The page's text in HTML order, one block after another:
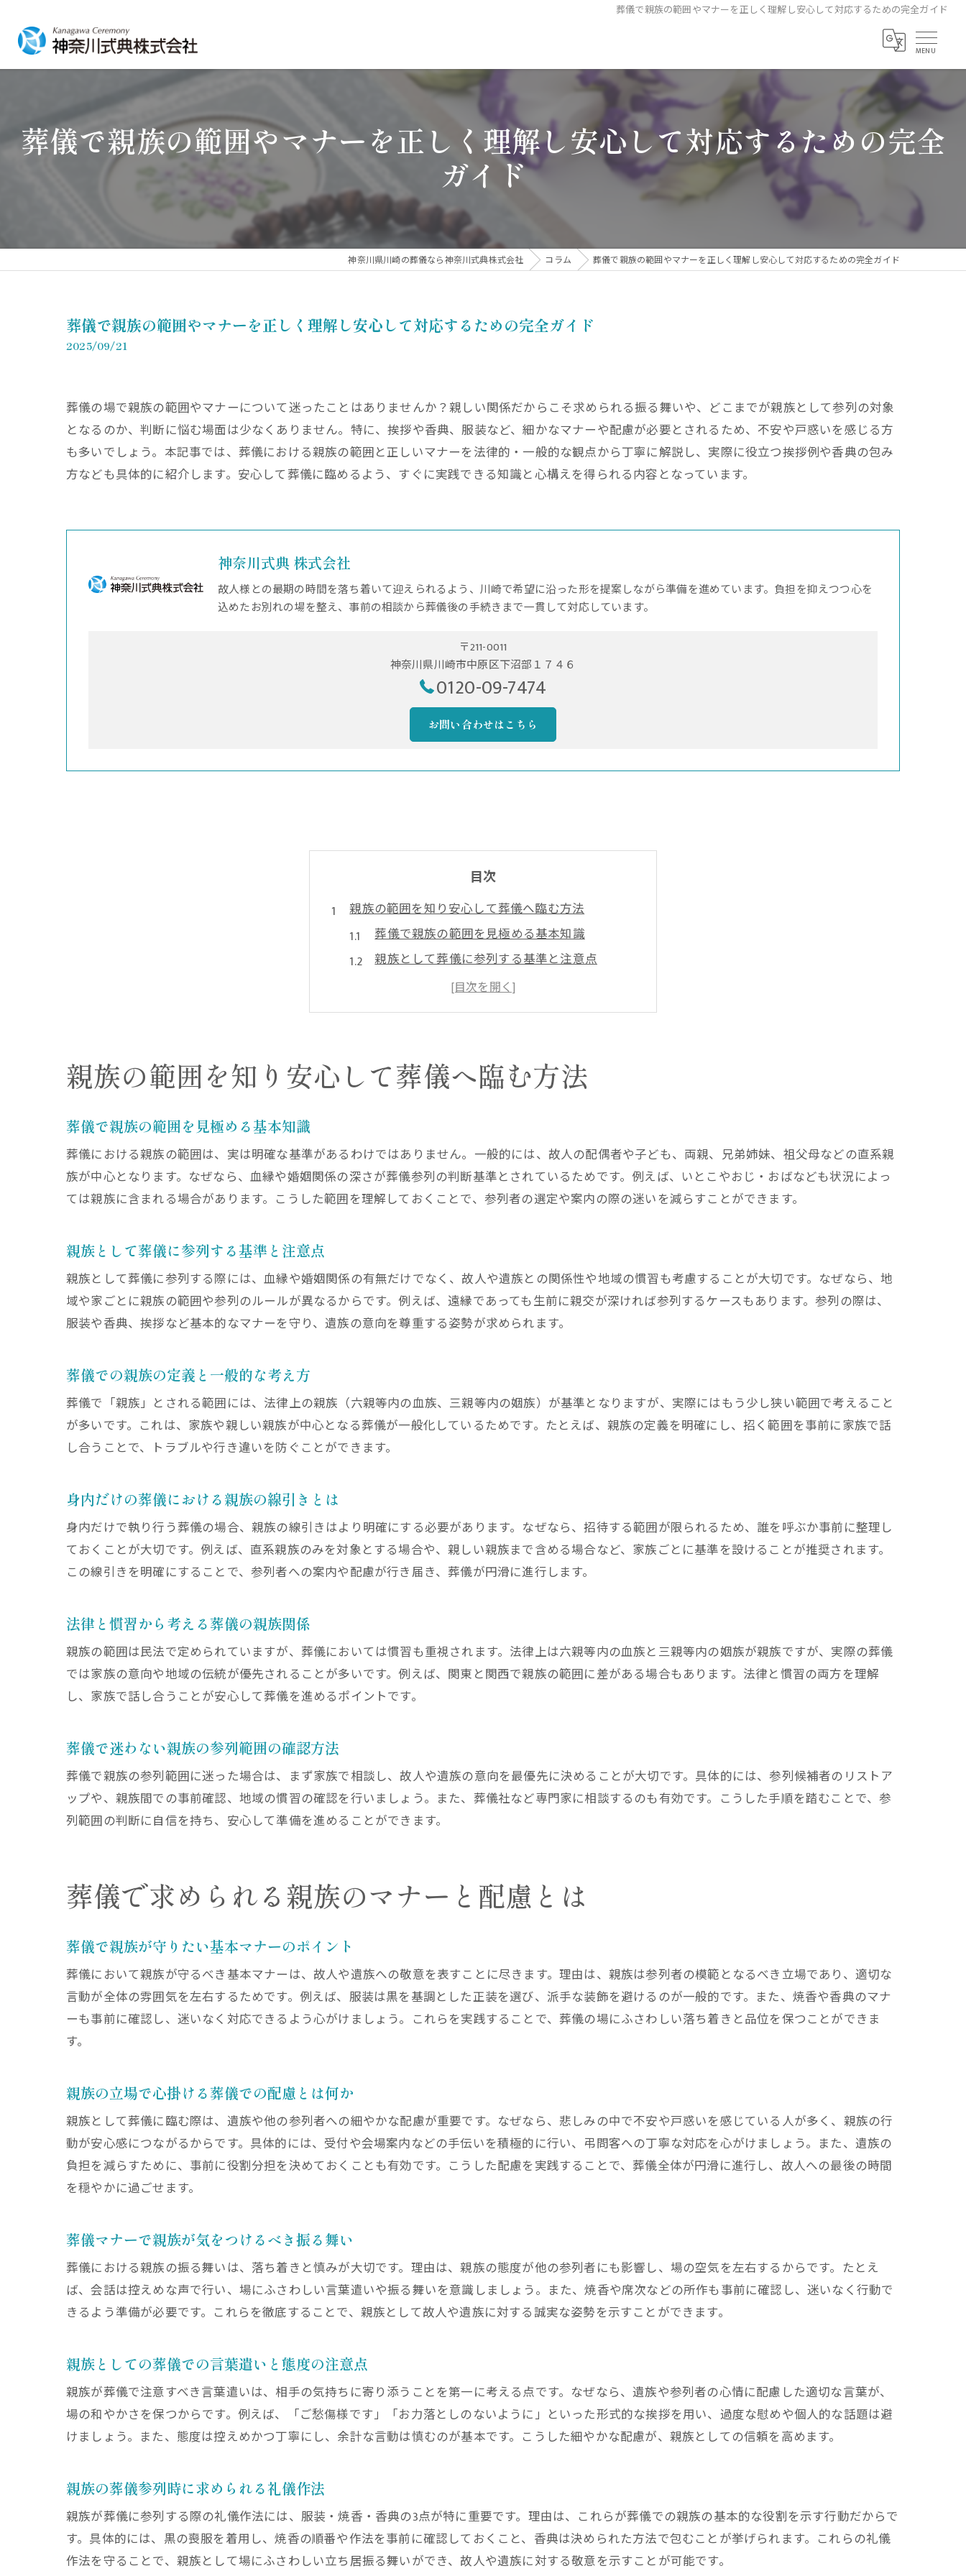
葬儀で親族の範囲やマナーを正しく理解し安心して対応するための完全ガイド
葬儀で親族の範囲やマナーを正しく理解し安心して対応するための完全
ガイド
神奈川県川崎の葬儀なら神奈川式典株式会社 コラム 葬儀で親族の範囲やマナーを正しく理解し安心して対応するための完全ガイド
葬儀で親族の範囲やマナーを正しく理解し安心して対応するための完全ガイド
2025/09/21
葬儀の場で親族の範囲やマナーについて迷ったことはありませんか？親しい関係だからこそ求められる振る舞いや、どこまでが親族として参列の対象
となるのか、判断に悩む場面は少なくありません。特に、挨拶や香典、服装など、細かなマナーや配慮が必要とされるため、不安や戸惑いを感じる方
も多いでしょう。本記事では、葬儀における親族の範囲と正しいマナーを法律的・一般的な観点から丁寧に解説し、実際に役立つ挨拶例や香典の包み
方なども具体的に紹介します。安心して葬儀に臨めるよう、すぐに実践できる知識と心構えを得られる内容となっています。
神奈川式典 株式会社
故人様との最期の時間を落ち着いて迎えられるよう、川崎で希望に沿った形を提案しながら準備を進めています。負担を抑えつつ心を
込めたお別れの場を整え、事前の相談から葬儀後の手続きまで一貫して対応しています。
〒211-0011
神奈川県川崎市中原区下沼部１７４６
0120-09-7474
お問い合わせはこちら
目次
親族の範囲を知り安心して葬儀へ臨む方法
葬儀で親族の範囲を見極める基本知識
親族として葬儀に参列する基準と注意点
葬儀での親族の定義と一般的な考え方
身内だけの葬儀における親族の線引きとは
葬儀で迷わない親族の参列範囲の確認方法
葬儀で求められる親族のマナーと配慮とは
葬儀マナーで親族が気をつけるべき振る舞い
親族としての葬儀での言葉遣いと態度の注意点
親族の葬儀参列時に求められる礼儀作法
葬儀で親族が使うべき挨拶と言葉の選び方
親族が葬儀で返す適切な言葉の例とその意味
葬儀で親族が避けたい言葉とその理由
香典や服装など親族が守るべき葬儀の基本
葬儀で親族が選ぶべき服装と注意点
親族の葬儀マナーで重視される身だしなみ
親族が葬儀で率先して手伝う際の注意点
葬儀で親族が心得ておきたい焼香の流れ
葬儀で親族の順位や役割を整理して理解する
葬儀での親族の順位とそれぞれの関わり方
親族の順位に応じた葬儀での役割や心得
葬儀 親族 順位を理解して円滑に進める方法
親族として控えたい葬儀中のNG行動まとめ
葬儀で親族が避けるべきマナー違反行動
親族が葬儀中に控えるべき言動と注意点
葬儀の場で親族が注意したい会話や態度
葬儀後の親族挨拶やお礼の伝え方を押さえる
葬儀後に親族が行う挨拶やお礼の基本マナー
葬儀後の親族間で大切にしたい心遣い
親族の葬儀後の対応で注意したい点まとめ
親族の範囲を知り安心して葬儀へ臨む方法
葬儀で親族の範囲を見極める基本知識
葬儀における親族の範囲は、実は明確な基準があるわけではありません。一般的には、故人の配偶者や子ども、両親、兄弟姉妹、祖父母などの直系親
族が中心となります。なぜなら、血縁や婚姻関係の深さが葬儀参列の判断基準とされているためです。例えば、いとこやおじ・おばなども状況によっ
ては親族に含まれる場合があります。こうした範囲を理解しておくことで、参列者の選定や案内の際の迷いを減らすことができます。
親族として葬儀に参列する基準と注意点
親族として葬儀に参列する際には、血縁や婚姻関係の有無だけでなく、故人や遺族との関係性や地域の慣習も考慮することが大切です。なぜなら、地
域や家ごとに親族の範囲や参列のルールが異なるからです。例えば、遠縁であっても生前に親交が深ければ参列するケースもあります。参列の際は、
服装や香典、挨拶など基本的なマナーを守り、遺族の意向を尊重する姿勢が求められます。
葬儀での親族の定義と一般的な考え方
葬儀で「親族」とされる範囲には、法律上の親族（六親等内の血族、三親等内の姻族）が基準となりますが、実際にはもう少し狭い範囲で考えること
が多いです。これは、家族や親しい親族が中心となる葬儀が一般化しているためです。たとえば、親族の定義を明確にし、招く範囲を事前に家族で話
し合うことで、トラブルや行き違いを防ぐことができます。
身内だけの葬儀における親族の線引きとは
身内だけで執り行う葬儀の場合、親族の線引きはより明確にする必要があります。なぜなら、招待する範囲が限られるため、誰を呼ぶか事前に整理し
ておくことが大切です。例えば、直系親族のみを対象とする場合や、親しい親族まで含める場合など、家族ごとに基準を設けることが推奨されます。
この線引きを明確にすることで、参列者への案内や配慮が行き届き、葬儀が円滑に進行します。
法律と慣習から考える葬儀の親族関係
親族の範囲は民法で定められていますが、葬儀においては慣習も重視されます。法律上は六親等内の血族と三親等内の姻族が親族ですが、実際の葬儀
では家族の意向や地域の伝統が優先されることが多いです。例えば、関東と関西で親族の範囲に差がある場合もあります。法律と慣習の両方を理解
し、家族で話し合うことが安心して葬儀を進めるポイントです。
葬儀で迷わない親族の参列範囲の確認方法
葬儀で親族の参列範囲に迷った場合は、まず家族で相談し、故人や遺族の意向を最優先に決めることが大切です。具体的には、参列候補者のリストア
ップや、親族間での事前確認、地域の慣習の確認を行いましょう。また、葬儀社など専門家に相談するのも有効です。こうした手順を踏むことで、参
列範囲の判断に自信を持ち、安心して準備を進めることができます。
葬儀で求められる親族のマナーと配慮とは
葬儀で親族が守りたい基本マナーのポイント
葬儀において親族が守るべき基本マナーは、故人や遺族への敬意を表すことに尽きます。理由は、親族は参列者の模範となるべき立場であり、適切な
言動が全体の雰囲気を左右するためです。例えば、服装は黒を基調とした正装を選び、派手な装飾を避けるのが一般的です。また、焼香や香典のマナ
ーも事前に確認し、迷いなく対応できるよう心がけましょう。これらを実践することで、葬儀の場にふさわしい落ち着きと品位を保つことができま
す。
親族の立場で心掛ける葬儀での配慮とは何か
親族として葬儀に臨む際は、遺族や他の参列者への細やかな配慮が重要です。なぜなら、悲しみの中で不安や戸惑いを感じている人が多く、親族の行
動が安心感につながるからです。具体的には、受付や会場案内などの手伝いを積極的に行い、弔問客への丁寧な対応を心がけましょう。また、遺族の
負担を減らすために、事前に役割分担を決めておくことも有効です。こうした配慮を実践することで、葬儀全体が円滑に進行し、故人への最後の時間
を穏やかに過ごせます。
葬儀マナーで親族が気をつけるべき振る舞い
葬儀における親族の振る舞いは、落ち着きと慎みが大切です。理由は、親族の態度が他の参列者にも影響し、場の空気を左右するからです。たとえ
ば、会話は控えめな声で行い、場にふさわしい言葉遣いや振る舞いを意識しましょう。また、焼香や席次などの所作も事前に確認し、迷いなく行動で
きるよう準備が必要です。これらを徹底することで、親族として故人や遺族に対する誠実な姿勢を示すことができます。
親族としての葬儀での言葉遣いと態度の注意点
親族が葬儀で注意すべき言葉遣いは、相手の気持ちに寄り添うことを第一に考える点です。なぜなら、遺族や参列者の心情に配慮した適切な言葉が、
場の和やかさを保つからです。例えば、「ご愁傷様です」「お力落としのないように」といった形式的な挨拶を用い、過度な慰めや個人的な話題は避
けましょう。また、態度は控えめかつ丁寧にし、余計な言動は慎むのが基本です。こうした細やかな配慮が、親族としての信頼を高めます。
親族の葬儀参列時に求められる礼儀作法
親族が葬儀に参列する際の礼儀作法には、服装・焼香・香典の3点が特に重要です。理由は、これらが葬儀での親族の基本的な役割を示す行動だからで
す。具体的には、黒の喪服を着用し、焼香の順番や作法を事前に確認しておくこと、香典は決められた方法で包むことが挙げられます。これらの礼儀
作法を守ることで、親族として場にふさわしい立ち居振る舞いができ、故人や遺族に対する敬意を示すことが可能です。